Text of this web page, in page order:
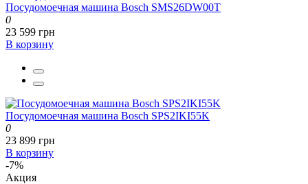
Посудомоечная машина Bosch SMS26DW00T
0
23 599 грн
В корзину
Посудомоечная машина Bosch SPS2IKI55K
0
23 899 грн
В корзину
-7%
Акция